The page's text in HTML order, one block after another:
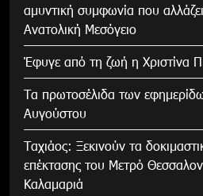
αμυντική συμφωνία που
Ανατολική Μεσόγειο
Έφυγε από τη ζωή η Χριστίνα
Τα πρωτοσέλιδα των
Αυγούστου
Tαχιάος: Ξεκινούν τα
επέκτασης του Μετρό
Καλαμαριά